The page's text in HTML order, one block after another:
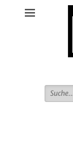
Suche
für: